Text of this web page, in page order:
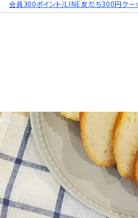
会員300ポイント/LINE友だち300円クー